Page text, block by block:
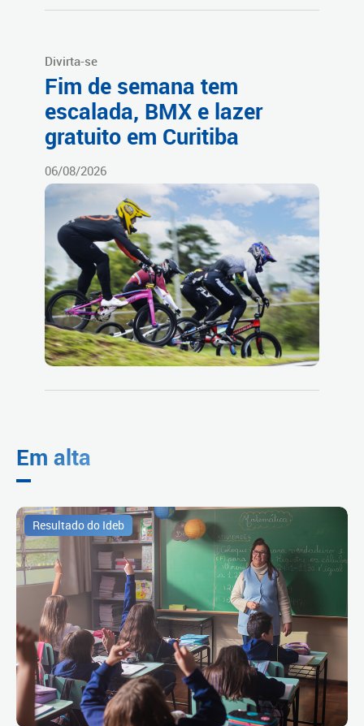
Divirta-se
Fim de semana tem
escalada, BMX e lazer
gratuito em Curitiba
06/08/2026
Em alta
Resultado do Ideb